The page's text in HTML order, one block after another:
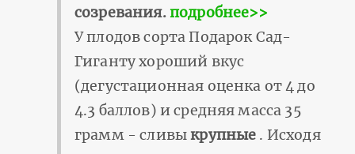
созревания.подробнее>>
У плодов сорта Подарок Сад-
Гиганту хороший вкус
(дегустационная оценка от 4 до
4.3 баллов) и средняя масса 35
грамм - сливыкрупные . Исходя